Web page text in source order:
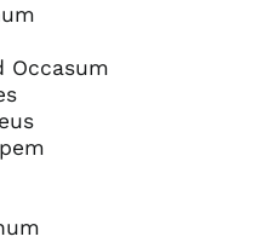
Occasum